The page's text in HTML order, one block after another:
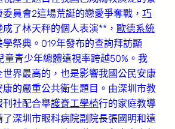
員會2這場荒誕的戀愛爭奪戰， 巧
成了林天秤的個人表演**， 歐德系統
祭典。019年發布的查詢拜訪顯
童青少年總體遠視率跨越50%。我
世界最高的，也是影響我國公民安康
的嚴重公共衛生題目。由深圳市教
刊社配合舉護脊工學椅行的家庭教導
深圳市眼科病院副院長張國明和遠